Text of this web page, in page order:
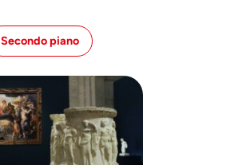
Secondo piano